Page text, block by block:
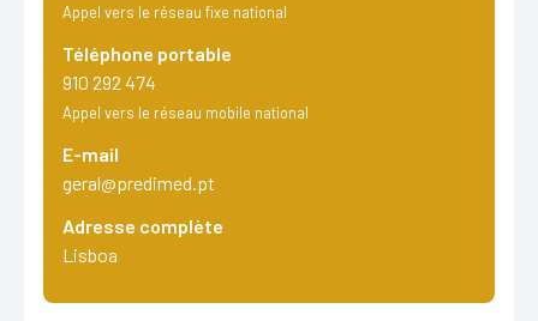
Appel vers le réseau fixe national
Téléphone portable
910 292 474
Appel vers le réseau mobile national
E-mail
geral@predimed.pt
Adresse complète
Lisboa